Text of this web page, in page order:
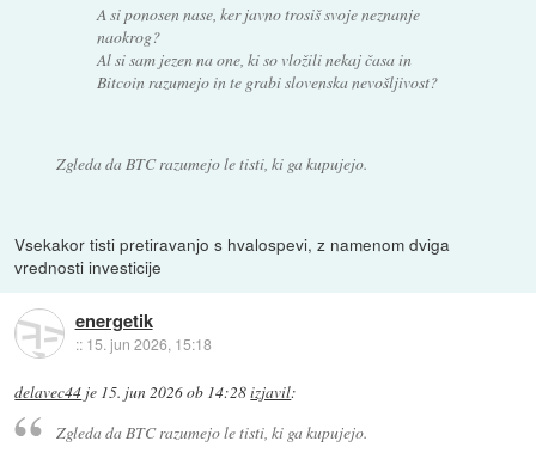
A si ponosen nase, ker javno trosiš svoje neznanje
naokrog?
Al si sam jezen na one, ki so vložili nekaj časa in
Bitcoin razumejo in te grabi slovenska nevošljivost?
Zgleda da BTC razumejo le tisti, ki ga kupujejo.
Vsekakor tisti pretiravanjo s hvalospevi, z namenom dviga
vrednosti investicije
energetik
:: 15. jun 2026, 15:18
delavec44 je 15. jun 2026 ob 14:28izjavil:
Zgleda da BTC razumejo le tisti, ki ga kupujejo.